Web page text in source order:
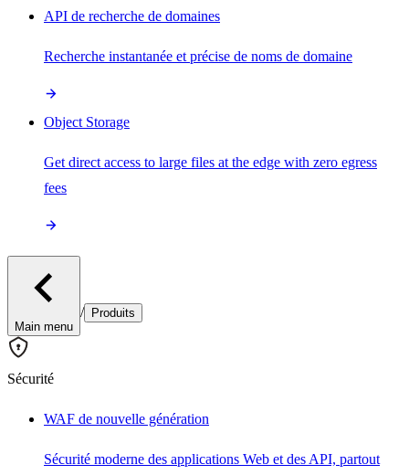
API de recherche de domaines
Recherche instantanée et précise de noms de domaine
Object Storage
Get direct access to large files at the edge with zero egress
fees
Main menu
/ Produits
Sécurité
WAF de nouvelle génération
Sécurité moderne des applications Web et des API, partout